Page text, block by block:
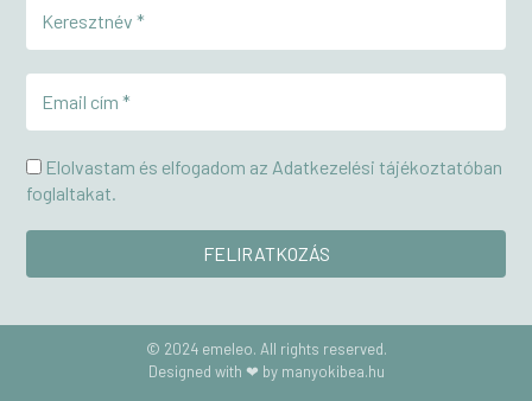
Elolvastam és elfogadom az Adatkezelési tájékoztatóban
foglaltakat.
© 2024 emeleo. All rights reserved.
Designed with ❤ by manyokibea.hu